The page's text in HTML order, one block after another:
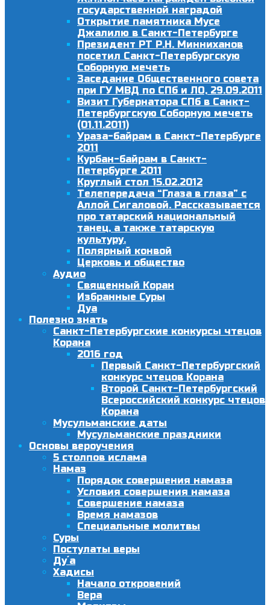
государственной наградой
Открытие памятника Мусе
Джалилю в Санкт-Петербурге
Президент РТ Р.Н. Минниханов
посетил Санкт-Петербургскую
Соборную мечеть
Заседание Общественного совета
при ГУ МВД по СПб и ЛО, 29.09.2011
Визит Губернатора СПб в Санкт-
Петербургскую Соборную мечеть
(01.11.2011)
Ураза-байрам в Санкт-Петербурге
2011
Курбан-байрам в Санкт-
Петербурге 2011
Круглый стол 15.02.2012
Телепередача “Глаза в глаза” с
Аллой Сигаловой. Рассказывается
про татарский национальный
танец, а также татарскую
культуру.
Полярный конвой
Церковь и общество
Аудио
Священный Коран
Избранные Суры
Дуа
Полезно знать
Санкт-Петербургские конкурсы чтецов
Корана
2016 год
Первый Санкт-Петербургский
конкурс чтецов Корана
Второй Санкт-Петербургский
Всероссийский конкурс чтецов
Корана
Мусульманские даты
Мусульманские праздники
Основы вероучения
5 столпов ислама
Намаз
Порядок совершения намаза
Условия совершения намаза
Совершение намаза
Время намазов
Специальные молитвы
Суры
Постулаты веры
Ду´а
Хадисы
Начало откровений
Вера